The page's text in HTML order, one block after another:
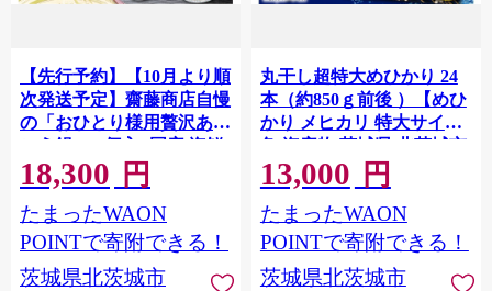
【先行予約】【10月より順
次発送予定】齋藤商店自慢
の「おひとり様用贅沢あん
こう鍋」(3個入) 国産 海鮮
鍋 名物 お取り寄せ 北茨城
冬の味覚 あんこう専門店
(AY004)
18,300 円
たまったWAON
POINTで寄附できる！
茨城県北茨城市
丸干し超特大めひかり 24
本（約850ｇ前後 ）【めひ
かり メヒカリ 特大サイズ
魚 海産物 茨城県 北茨城市
冷凍】（DM001）
13,000 円
たまったWAON
POINTで寄附できる！
茨城県北茨城市